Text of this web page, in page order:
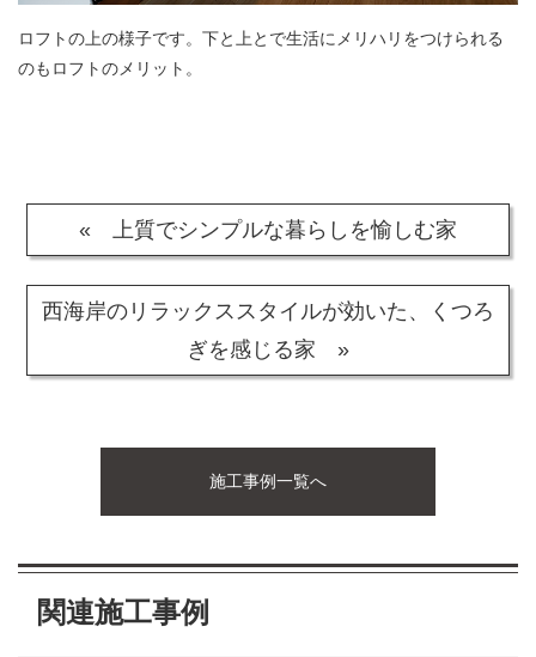
ロフトの上の様子です。下と上とで生活にメリハリをつけられる
のもロフトのメリット。
« 上質でシンプルな暮らしを愉しむ家
西海岸のリラックススタイルが効いた、くつろ
ぎを感じる家 »
施工事例一覧へ
関連施工事例